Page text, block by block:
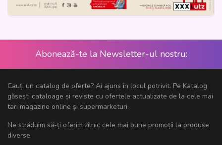
Abonează-te la Newsletter-ul nostru:
Cauți un catalog de oferte? Ai ajuns în locul potrivit. Pe Katalog
găsești cataloage și reviste cu ofertele actualizate de la cele mai
tari magazine online și supermarketuri.
Ne străduim să-ți oferim zilnic cele mai bune promoții la produse
diverse.